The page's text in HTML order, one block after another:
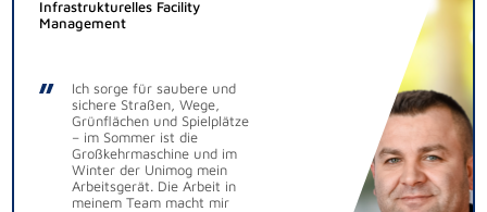
Infrastrukturelles Facility
Management
Ich sorge für saubere und
sichere Straßen, Wege,
Grünflächen und Spielplätze
– im Sommer ist die
Großkehrmaschine und im
Winter der Unimog mein
Arbeitsgerät. Die Arbeit in
meinem Team macht mir